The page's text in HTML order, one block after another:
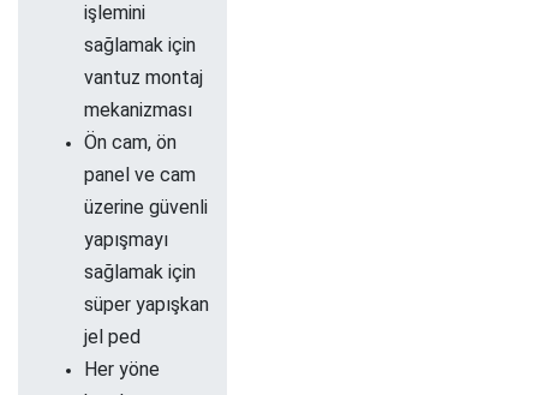
işlemini
sağlamak için
vantuz montaj
mekanizması
Ön cam, ön
panel ve cam
üzerine güvenli
yapışmayı
sağlamak için
süper yapışkan
jel ped​
Her yöne